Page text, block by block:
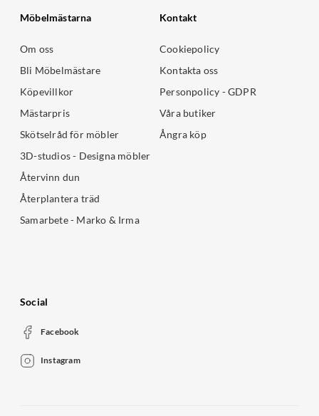
Möbelmästarna
Om oss
Bli Möbelmästare
Köpevillkor
Mästarpris
Skötselråd för möbler
3D-studios - Designa möbler
Återvinn dun
Återplantera träd
Samarbete - Marko & Irma
Kontakt
Cookiepolicy
Kontakta oss
Personpolicy - GDPR
Våra butiker
Ångra köp
Social
Facebook
Instagram